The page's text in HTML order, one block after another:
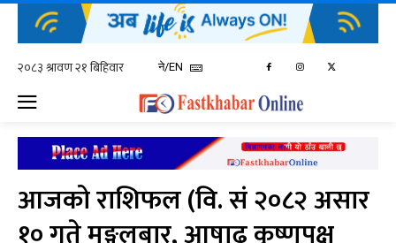
ने/EN
आजको राशिफल (वि. सं २०८२ असार